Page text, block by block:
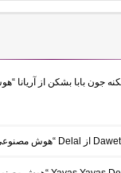
جون بابا بشکن از آریانا